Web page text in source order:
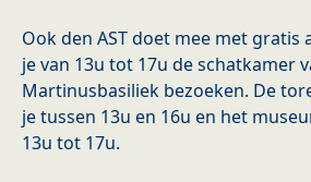
Ook den AST doet mee met gratis
je van 13u tot 17u de schatkamer
Martinusbasiliek bezoeken. De
je tussen 13u en 16u en het
13u tot 17u.